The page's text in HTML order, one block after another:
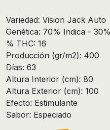
Variedad: Vision Jack Auto
Genética: 70% Indica -
% THC: 16
Producción (gr/m2): 400
Días: 63
Altura Interior (cm): 80
Altura Exterior (cm): 100
Efecto: Estimulante
Sabor: Especiado